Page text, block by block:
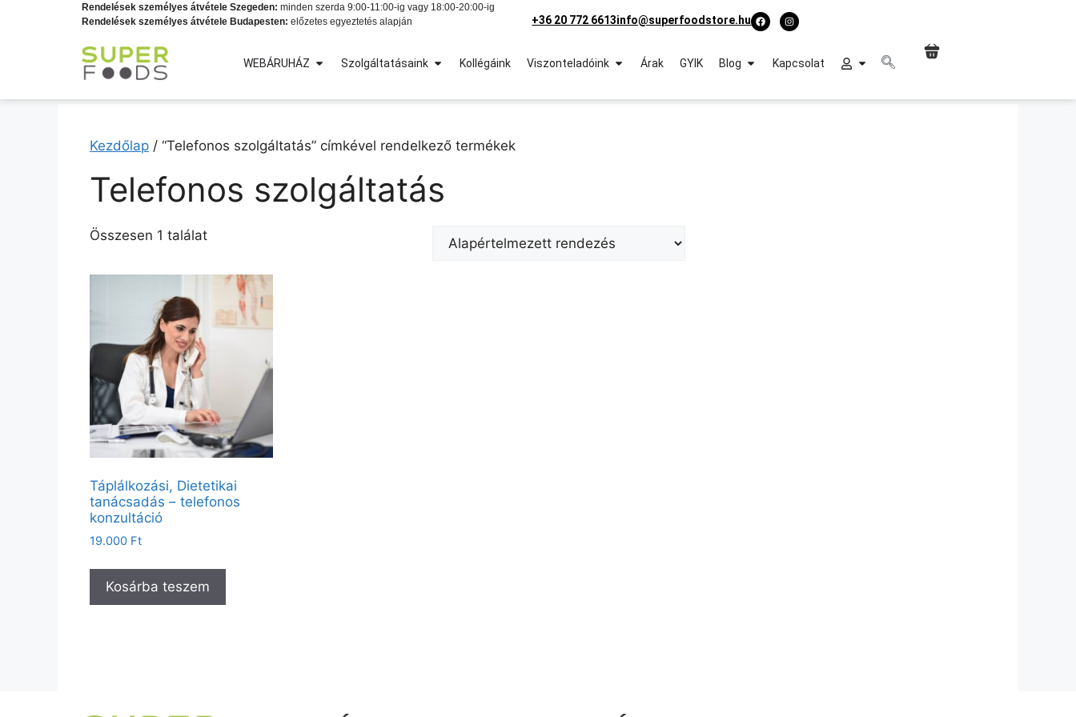
Rendelések személyes átvétele Szegeden: minden szerda 9:00-11:00-ig vagy 18:00-20:00-ig
Rendelések személyes átvétele Budapesten: előzetes egyeztetés alapján +36 20 772 6613info@superfoodstore.hu
WEBÁRUHÁZ Szolgáltatásaink Kollégáink Viszonteladóink Árak GYIK Blog Kapcsolat
Kezdőlap / “Telefonos szolgáltatás” címkével rendelkező termékek
Telefonos szolgáltatás
Összesen 1 találat
Táplálkozási, Dietetikai
tanácsadás – telefonos
konzultáció
19.000 Ft
Kosárba teszem